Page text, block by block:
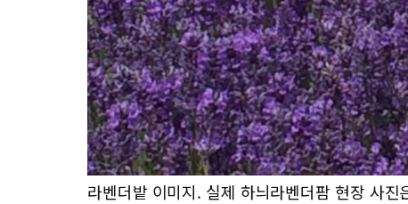
라벤더밭 이미지. 실제 하늬라벤더팜 현장 사